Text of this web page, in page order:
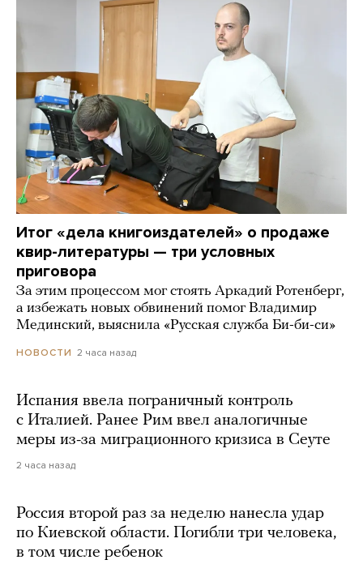
Итог «дела книгоиздателей» о продаже
квир-литературы — три условных
приговора
За этим процессом мог стоять Аркадий Ротенберг,
а избежать новых обвинений помог Владимир
Мединский, выяснила «Русская служба Би-би-си»
НОВОСТИ 2 часа назад
Испания ввела пограничный контроль
с Италией. Ранее Рим ввел аналогичные
меры из-за миграционного кризиса в Сеуте
2 часа назад
Россия второй раз за неделю нанесла удар
по Киевской области. Погибли три человека,
в том числе ребенок